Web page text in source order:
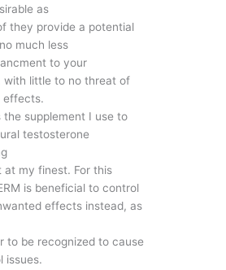
as
they provide a potential
much less
to your
with little to no threat of
effects.
the supplement I use to
testosterone
at my finest. For this
is beneficial to control
effects instead, as
to be recognized to cause
issues.